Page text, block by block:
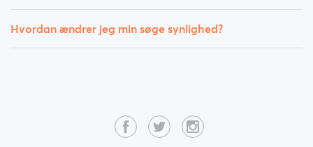
Hvordan ændrer jeg min søge synlighed?